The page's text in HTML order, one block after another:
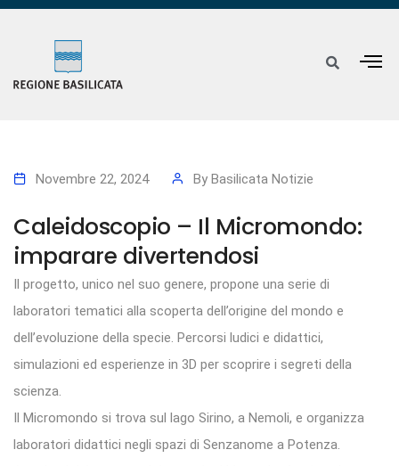
Novembre 22, 2024 By Basilicata Notizie
Caleidoscopio – Il Micromondo:
imparare divertendosi
Il progetto, unico nel suo genere, propone una serie di
laboratori tematici alla scoperta dell’origine del mondo e
dell’evoluzione della specie. Percorsi ludici e didattici,
simulazioni ed esperienze in 3D per scoprire i segreti della
scienza.
Il Micromondo si trova sul lago Sirino, a Nemoli, e organizza
laboratori didattici negli spazi di Senzanome a Potenza.